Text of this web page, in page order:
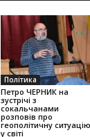
Політика
Петро ЧЕРНИК на
зустрічі з
сокальчанами
розповів про
геополітичну ситуацію
у світі